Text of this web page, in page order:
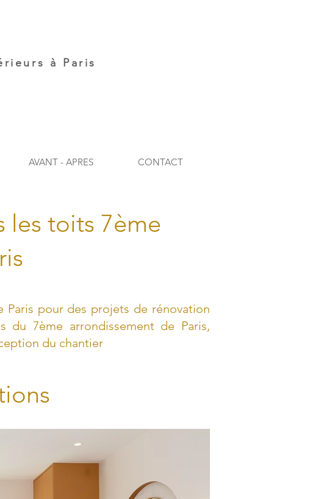
à Paris
AVANT - APRES CONTACT
les toits 7ème
Paris pour des projets de rénovation
du 7ème arrondissement de Paris,
du chantier